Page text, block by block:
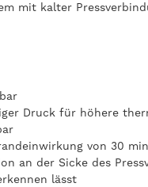
mit kalter
Druck für höhere
von 30
an der Sicke des
lässt